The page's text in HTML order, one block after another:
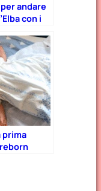
andare
con i
prima